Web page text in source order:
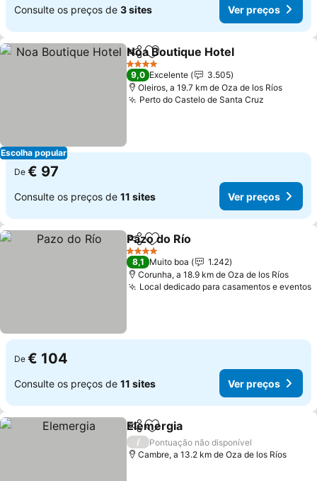
Consulte os preços de 3 sites Ver preços
Escolha popular
PartilharAdicionar aos favoritos
Noa Boutique Hotel
4 Estrelas
9,0 Excelente
3.505
Oleiros, a 19.7 km de Oza de los Ríos
Perto do Castelo de Santa Cruz
De € 97
Consulte os preços de 11 sites Ver preços
PartilharAdicionar aos favoritos
Pazo do Río
4 Estrelas
8,1 Muito boa
1.242
Corunha, a 18.9 km de Oza de los Ríos
Local dedicado para casamentos e eventos
De € 104
Consulte os preços de 11 sites Ver preços
PartilharAdicionar aos favoritos
Elemergia
/
Pontuação não disponível
Cambre, a 13.2 km de Oza de los Ríos